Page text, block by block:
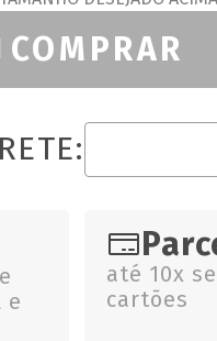
COMPRAR
e
até 10x
cartões